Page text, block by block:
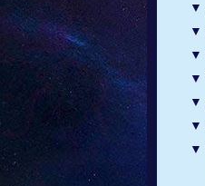
▼
▼
▼
▼
▼
▼
▼